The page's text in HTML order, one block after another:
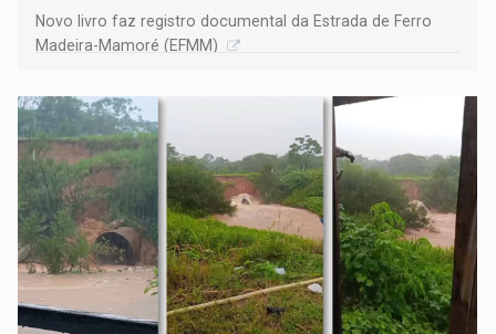
Novo livro faz registro documental da Estrada de Ferro
Madeira-Mamoré (EFMM)